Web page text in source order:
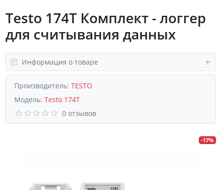
Testo 174T Комплект - логгер
для считывания данных
Информация о товаре
Производитель: TESTO
Модель: Testo 174T
0 отзывов
-17%